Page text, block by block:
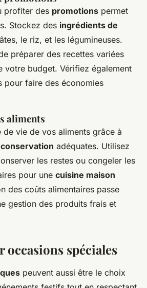
profiter des promotions permet
Stockez des ingrédients de
le riz, et les légumineuses.
préparer des recettes variées
votre budget. Vérifiez également
pour faire des économies
aliments
de vie de vos aliments grâce à
conservation adéquates. Utilisez
les restes ou congeler les
pour une cuisine maison
des coûts alimentaires passe
gestion des produits frais et
occasions spéciales
peuvent aussi être le choix